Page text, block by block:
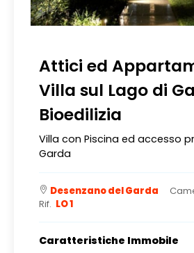
Attici ed
Villa sul Lago di
Bioedilizia
Villa con Piscina ed accesso
Garda
Desenzano del Garda
Rif. LO 1
Caratteristiche Immobile